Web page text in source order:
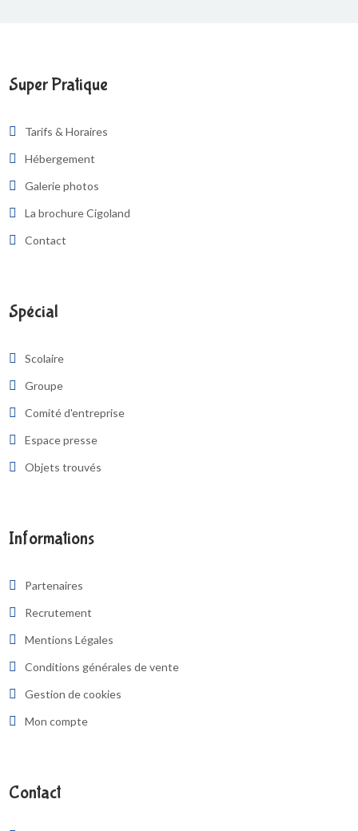
Super Pratique
Tarifs & Horaires
Hébergement
Galerie photos
La brochure Cigoland
Contact
Spécial
Scolaire
Groupe
Comité d'entreprise
Espace presse
Objets trouvés
Informations
Partenaires
Recrutement
Mentions Légales
Conditions générales de vente
Gestion de cookies
Mon compte
Contact